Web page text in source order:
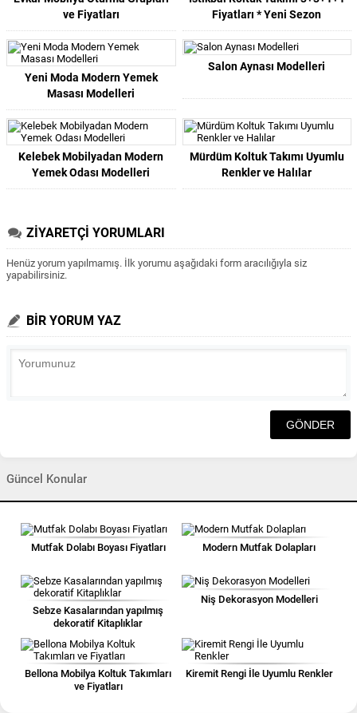
ve Fiyatları
Fiyatları * Yeni Sezon
Yeni Moda Modern Yemek
Masası Modelleri
Salon Aynası Modelleri
Kelebek Mobilyadan Modern
Yemek Odası Modelleri
Mürdüm Koltuk Takımı Uyumlu
Renkler ve Halılar
ZİYARETÇİ YORUMLARI
Henüz yorum yapılmamış. İlk yorumu aşağıdaki form aracılığıyla siz
yapabilirsiniz.
BİR YORUM YAZ
Güncel Konular
Mutfak Dolabı Boyası Fiyatları Modern Mutfak Dolapları
Sebze Kasalarından yapılmış
dekoratif Kitaplıklar
Niş Dekorasyon Modelleri
Bellona Mobilya Koltuk Takımları
ve Fiyatları
Kiremit Rengi İle Uyumlu Renkler